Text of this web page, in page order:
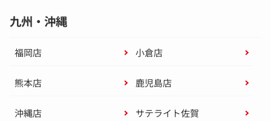
九州・沖縄
福岡店 小倉店
熊本店 鹿児島店
沖縄店 サテライト佐賀